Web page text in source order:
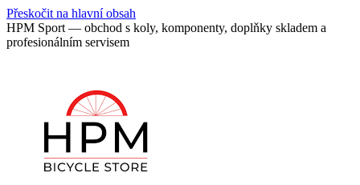
Přeskočit na hlavní obsah
HPM Sport — obchod s koly, komponenty, doplňky skladem a
profesionálním servisem